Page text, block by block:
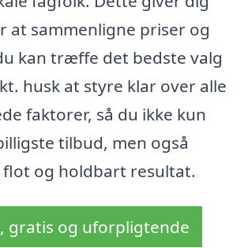
at sammenligne priser og
kan træffe det bedste valg
husk at styre klar over alle
faktorer, så du ikke kun
tilbud, men også
og holdbart resultat.
gratis og uforpligtende